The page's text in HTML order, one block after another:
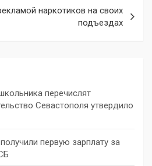
наркотиков на своих
подъездах
перечислят
Севастополя утвердило
первую зарплату за